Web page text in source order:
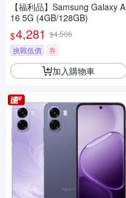
【福利品】Samsung Galaxy A
16 5G (4GB/128GB)
$4,281 $4,506
挑戰低價
券
加入購物車